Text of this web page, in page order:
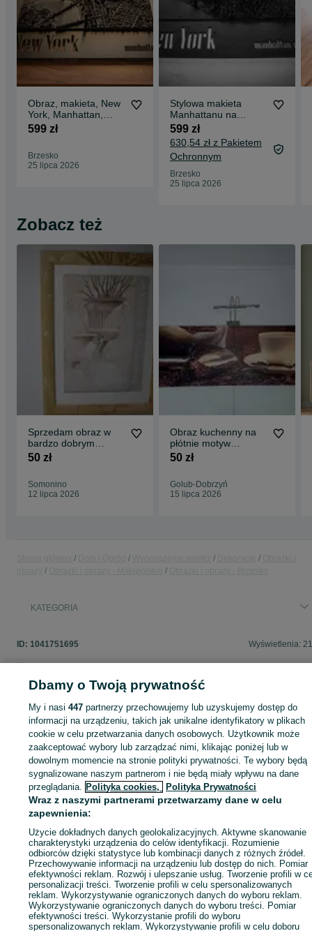
Obraz, makieta, New
York, Manhattan,
Nowy Jork, Rzeźba
599 zł
Brzesko
25 lipca 2026
Stylowa makieta
Manhattanu na
ścianę New York
Manhattan Midtown
599 zł
630,54 zł z Pakietem
Ochronnym
Brzesko
25 lipca 2026
Zobacz też
Sprzedam obraz w
bardzo dobrym
stanie.
50 zł
Somonino
12 lipca 2026
Obraz kuchenny na
płótnie motyw
kawowy
50 zł
Golub-Dobrzyń
15 lipca 2026
KATEGORIA
ID: 1041751695 Wyświetlenia:
Zaloguj się lub załóż konto na OLX, aby skontaktować się z
sprzedającym
Zaloguj się / Załóż konto
Kup
Dbamy o Twoją prywatność
My i nasi447 partnerzy przechowujemy lub uzyskujemy dostęp do
informacji na urządzeniu, takich jak unikalne identyfikatory w plikach
cookie w celu przetwarzania danych osobowych. Użytkownik może
zaakceptować wybory lub zarządzać nimi, klikając poniżej lub w
dowolnym momencie na stronie polityki prywatności. Te wybory będą
sygnalizowane naszym partnerom i nie będą miały wpływu na dane
przeglądania. Polityka cookies, Polityka Prywatności
Wraz z naszymi partnerami przetwarzamy dane w celu
zapewnienia:
Użycie dokładnych danych geolokalizacyjnych. Aktywne skanowanie
charakterystyki urządzenia do celów identyfikacji. Rozumienie
odbiorców dzięki statystyce lub kombinacji danych z różnych źródeł.
Przechowywanie informacji na urządzeniu lub dostęp do nich. Pomiar
efektywności reklam. Rozwój i ulepszanie usług. Tworzenie profili w
personalizacji treści. Tworzenie profili w celu spersonalizowanych
reklam. Wykorzystywanie ograniczonych danych do wyboru reklam.
Wykorzystywanie ograniczonych danych do wyboru treści. Pomiar
efektywności treści. Wykorzystanie profili do wyboru
spersonalizowanych reklam. Wykorzystywanie profili w celu doboru